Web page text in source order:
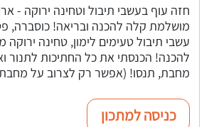
חזה עוף בעשבי תיבול וטחינה ירוקה -
מושלמת קלה להכנה ובריאה! כוסברה,
עשבי תיבול טעימים לימון, טחינה
להכנה! הכנסתי את כל החתיכות לתנור
מחבת, תנסו! (אפשר רק לצרוב על
כניסה למתכון